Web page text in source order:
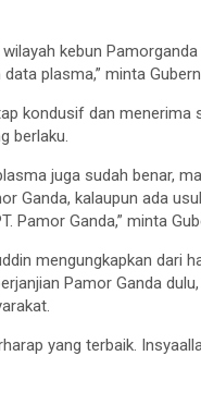
kebun
plasma,” minta
kondusif dan menerima
berlaku.
juga sudah benar,
Ganda, kalaupun ada
Pamor Ganda,” minta
mengungkapkan dari
Pamor Ganda
yang terbaik.